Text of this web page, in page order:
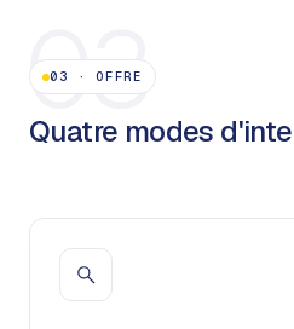
03
03 ·OFFRE
Quatre modes